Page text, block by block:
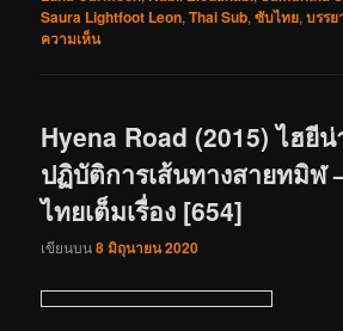
Saura Lightfoot Leon,Thai Sub,ซับไทย,บรรย
ความเห็น
Hyena Road (2015) ไฮยีน่
ปฏิบัติการเส้นทางสายทมิฬ
ไทยเต็มเรื่อง [654]
เขียนบน8 มิถุนายน 2020